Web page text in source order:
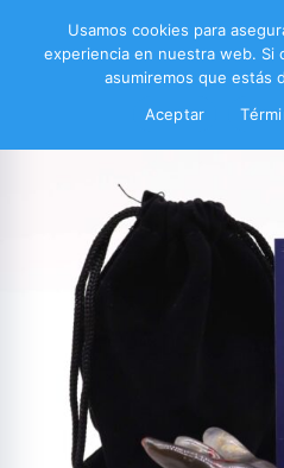
Usamos cookies para
experiencia en nuestra web. Si
asumiremos que estás
Aceptar